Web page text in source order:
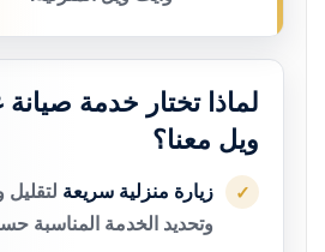
لماذا تختار خدمة
ويل معنا؟
✓ زيارة منزلية سريعة لتقليل
وتحديد الخدمة المناسبة